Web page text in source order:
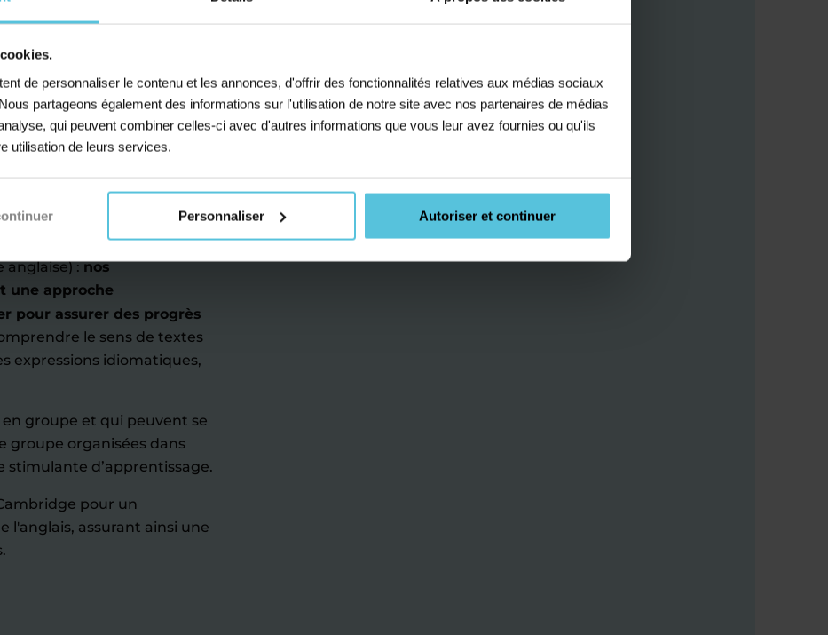
de personnaliser le contenu et les annonces, d'offrir des fonctionnalités relatives aux médias sociaux
partageons également des informations sur l'utilisation de notre site avec nos partenaires de médias
qui peuvent combiner celles-ci avec d'autres informations que vous leur avez fournies ou qu'ils
utilisation de leurs services.
Personnaliser Autoriser et continuer
de-Beynost : nos
dispensent des cours
qu'il s'agisse de
d'écriture. Que vous soyez
la spécialité langues,
baccalauréat avec un
d'apprentissage ainsi qu’à
anglaise) :nos
une approche
pour assurer des progrès
le sens de textes
expressions idiomatiques,
groupe et qui peuvent se
groupe organisées dans
d’apprentissage.
pour un
l'anglais, assurant ainsi une